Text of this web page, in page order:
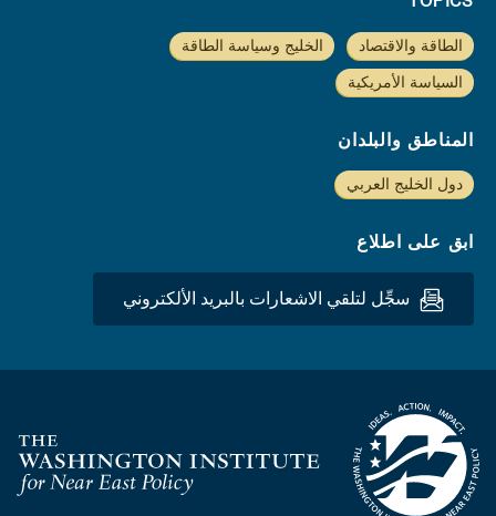
الطاقة والاقتصاد الخليج وسياسة الطاقة
السياسة الأمريكية
المناطق والبلدان
دول الخليج العربي
ابق على اطلاع
سجِّل لتلقي الاشعارات بالبريد الألكتروني
Homepage